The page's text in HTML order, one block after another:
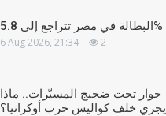
البطالة في مصر تتراجع إلى 5.8%
6 Aug 2026, 21:34 2
حوار تحت ضجيج المسيّرات.. ماذا
يجري خلف كواليس حرب أوكرانيا؟